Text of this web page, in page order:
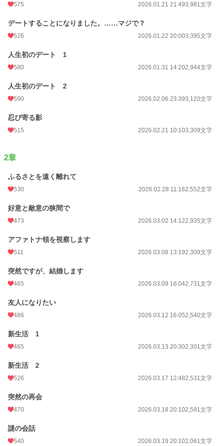
575 2026.01.21 21:493,981文字
デートすることになりました。……マジで？
526 2026.01.22 20:003,395文字
人生初のデート 1
580 2026.01.31 14:202,944文字
人生初のデート 2
590 2026.02.06 23:393,120文字
忍び寄る影
515 2026.02.21 10:103,309文字
2章
ふるさとを遠く離れて
530 2026.02.28 11:162,552文字
好意と敵意の狭間で
473 2026.03.02 14:122,935文字
アファトナ領を視察します
511 2026.03.08 13:192,309文字
突然ですが、結婚します
465 2026.03.09 16:042,731文字
友人になりたい
486 2026.03.12 16:052,540文字
新生活 1
465 2026.03.13 20:302,301文字
新生活 2
526 2026.03.17 12:482,531文字
突然の再会
470 2026.03.18 20:102,591文字
謎の会話
540 2026.03.19 20:102,061文字